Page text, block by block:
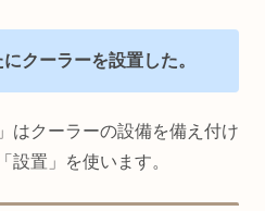
クーラーを設置した。
はクーラーの設備を備え付け
設置」を使います。